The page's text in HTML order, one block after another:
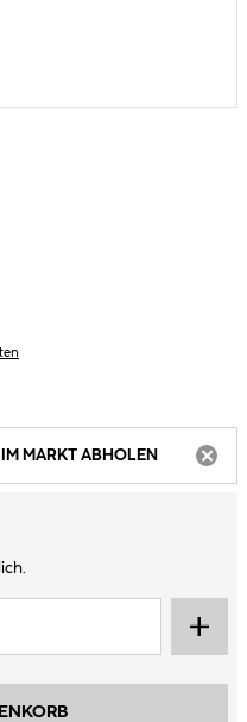
IM MARKT ABHOLEN